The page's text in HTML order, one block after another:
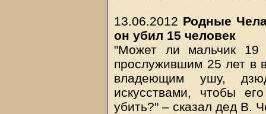
13.06.2012 Родные
он убил 15 человек
"Может ли мальчик 19
прослужившим 25 лет в
владеющим ушу,
искусствами, чтобы
убить?" – сказал дед В.